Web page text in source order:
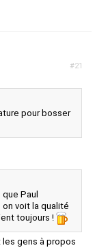
#21
pour bosser
Paul
voit la qualité
toujours !
gens à propos